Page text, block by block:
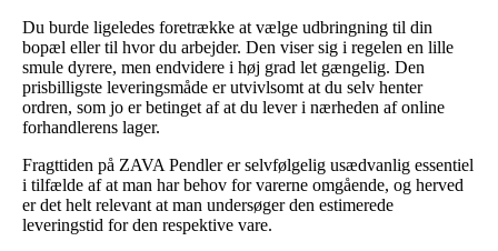
Du burde ligeledes foretrække at vælge udbringning til din
bopæl eller til hvor du arbejder. Den viser sig i regelen en lille
smule dyrere, men endvidere i høj grad let gængelig. Den
prisbilligste leveringsmåde er utvivlsomt at du selv henter
ordren, som jo er betinget af at du lever i nærheden af online
forhandlerens lager.
Fragttiden på ZAVA Pendler er selvfølgelig usædvanlig essentiel
i tilfælde af at man har behov for varerne omgående, og herved
er det helt relevant at man undersøger den estimerede
leveringstid for den respektive vare.